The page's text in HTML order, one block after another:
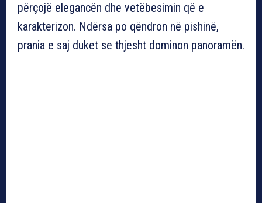
përçojë elegancën dhe vetëbesimin që e
karakterizon. Ndërsa po qëndron në pishinë,
prania e saj duket se thjesht dominon panoramën.